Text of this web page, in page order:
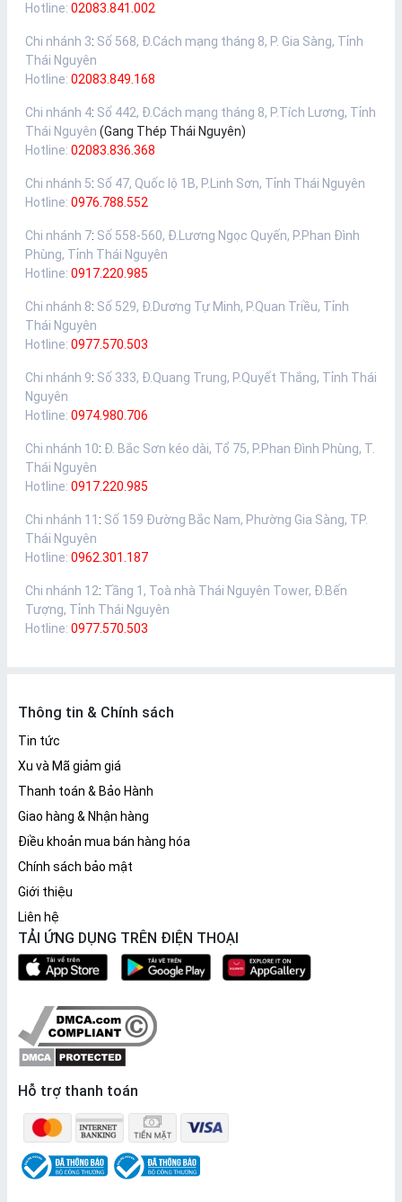
Hotline: 02083.841.002
Chi nhánh 3: Số 568, Đ.Cách mạng tháng 8, P. Gia Sàng, Tỉnh
Thái Nguyên
Hotline: 02083.849.168
Chi nhánh 4: Số 442, Đ.Cách mạng tháng 8, P.Tích Lương, Tỉnh
Thái Nguyên (Gang Thép Thái Nguyên)
Hotline: 02083.836.368
Chi nhánh 5: Số 47, Quốc lộ 1B, P.Linh Sơn, Tỉnh Thái Nguyên
Hotline: 0976.788.552
Chi nhánh 7: Số 558-560, Đ.Lương Ngọc Quyến, P.Phan Đình
Phùng, Tỉnh Thái Nguyên
Hotline: 0917.220.985
Chi nhánh 8: Số 529, Đ.Dương Tự Minh, P.Quan Triều, Tỉnh
Thái Nguyên
Hotline: 0977.570.503
Chi nhánh 9: Số 333, Đ.Quang Trung, P.Quyết Thắng, Tỉnh Thái
Nguyên
Hotline: 0974.980.706
Chi nhánh 10: Đ. Bắc Sơn kéo dài, Tổ 75, P.Phan Đình Phùng, T.
Thái Nguyên
Hotline: 0917.220.985
Chi nhánh 11 : Số 159 Đường Bắc Nam, Phường Gia Sàng, TP.
Thái Nguyên
Hotline: 0962.301.187
Chi nhánh 12: Tầng 1, Toà nhà Thái Nguyên Tower, Đ.Bến
Tượng, Tỉnh Thái Nguyên
Hotline: 0977.570.503
Thông tin & Chính sách
Tin tức
Xu và Mã giảm giá
Thanh toán & Bảo Hành
Giao hàng & Nhận hàng
Điều khoản mua bán hàng hóa
Chính sách bảo mật
Giới thiệu
Liên hệ
TẢI ỨNG DỤNG TRÊN ĐIỆN THOẠI
Hỗ trợ thanh toán